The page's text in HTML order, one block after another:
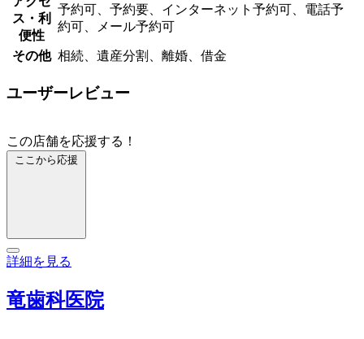
ス・利
便性
予約可、予約要、インターネット予約可、電話予
約可、メール予約可
その他 相続、遺産分割、離婚、借金
ユーザーレビュー
この店舗を応援する！
ここから応援
詳細を見る
竜歯科医院